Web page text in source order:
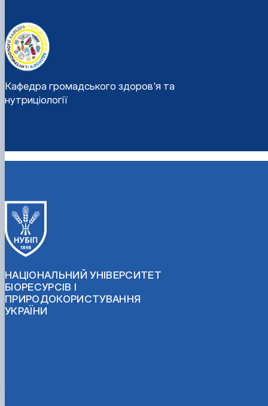
здоров’я: ризики,
hnh/article/view/
Мартинчук О.А.,
Кафедра громадського здоров'я та
нутриціології
НАЦІОНАЛЬНИЙ УНІВЕРСИТЕТ
БІОРЕСУРСІВ І
ПРИРОДОКОРИСТУВАННЯ
УКРАЇНИ